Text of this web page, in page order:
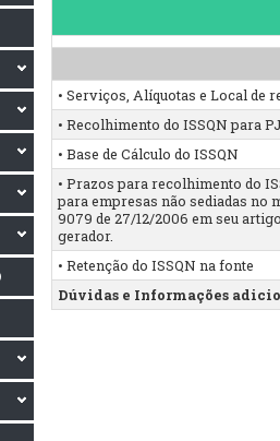
• Serviços, Alíquotas e Local de
• Recolhimento do ISSQN para
• Base de Cálculo do ISSQN
• Prazos para recolhimento do
para empresas não sediadas no
9079 de 27/12/2006 em seu
gerador.
• Retenção do ISSQN na fonte
Dúvidas e Informações